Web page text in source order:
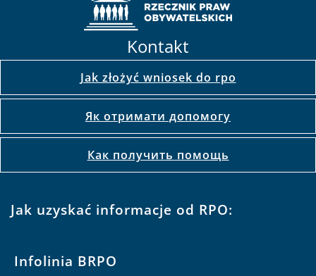
Kontakt
Jak złożyć wniosek do rpo
Як отримати допомогу
Как получить помощь
Jak uzyskać informacje od RPO:
Infolinia BRPO